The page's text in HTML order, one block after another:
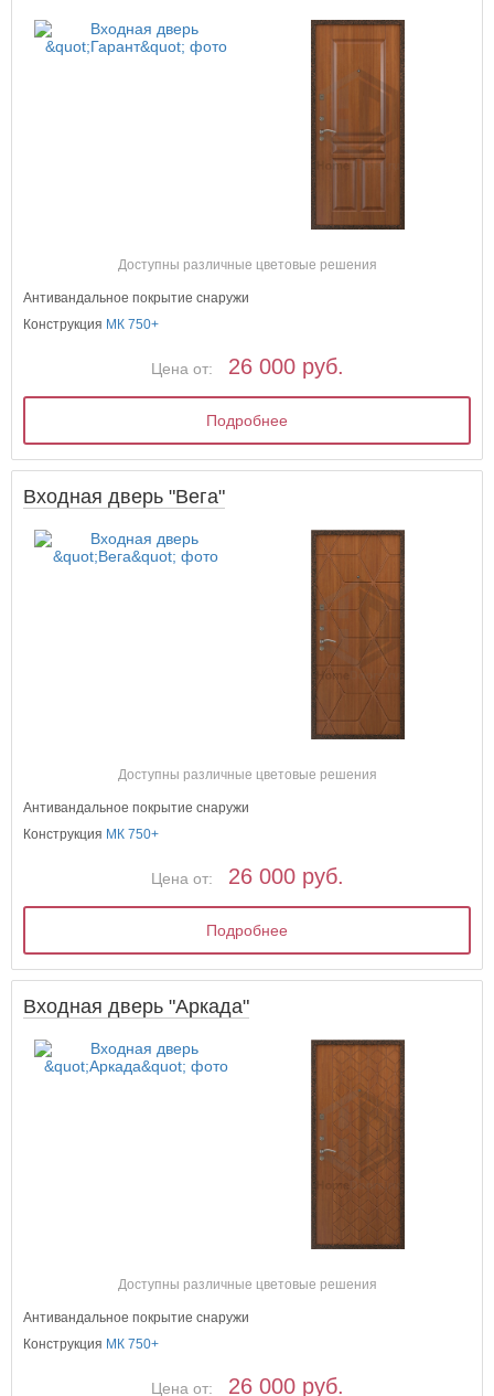
Доступны различные цветовые решения
Антивандальное покрытие снаружи
Конструкция МК 750+
Цена от: 26 000 руб.
Подробнее
Входная дверь "Вега"
Доступны различные цветовые решения
Антивандальное покрытие снаружи
Конструкция МК 750+
Цена от: 26 000 руб.
Подробнее
Входная дверь "Аркада"
Доступны различные цветовые решения
Антивандальное покрытие снаружи
Конструкция МК 750+
Цена от: 26 000 руб.